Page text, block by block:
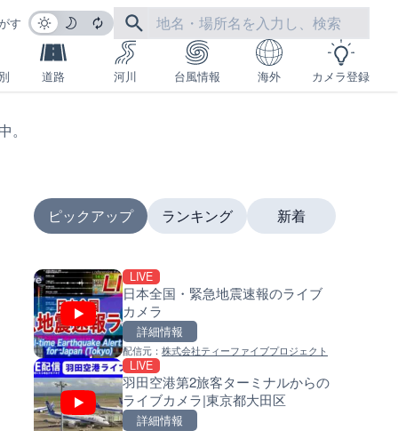
す
道路 河川 台風情報 海外 カメラ登録
ピックアップ
LIVE
日本全国・緊急地震速報のライブ
カメラ
詳細情報
配信元： 株式会社ティーファイブプロジェクト
LIVE
羽田空港第2旅客ターミナルからの
ライブカメラ|東京都大田区
詳細情報
ランキング
羽田空港第2旅客ターミナルか
配信元：日本テレビ
日本全国・緊急地震速報のラ
カメラ
新着
南出川水門付近のライブカメ
配信元：日高町役場
比井川水門付近から比井崎海
イブカメラ|和歌山県日高町